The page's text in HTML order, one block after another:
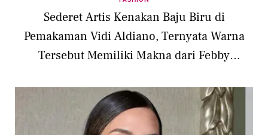
Sederet Artis Kenakan Baju Biru di
Pemakaman Vidi Aldiano, Ternyata Warna
Tersebut Memiliki Makna dari Febby